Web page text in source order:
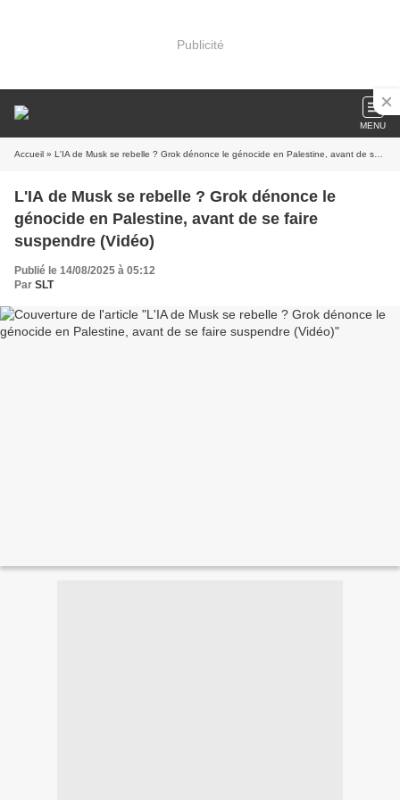
Publicité
MENU
Accueil » L'IA de Musk se rebelle ? Grok dénonce le génocide en Palestine, avant de se faire suspendre (Vidéo)
L'IA de Musk se rebelle ? Grok dénonce le
génocide en Palestine, avant de se faire
suspendre (Vidéo)
Publié le 14/08/2025 à 05:12
Par SLT